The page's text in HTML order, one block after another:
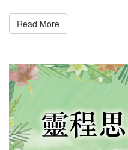
Read More